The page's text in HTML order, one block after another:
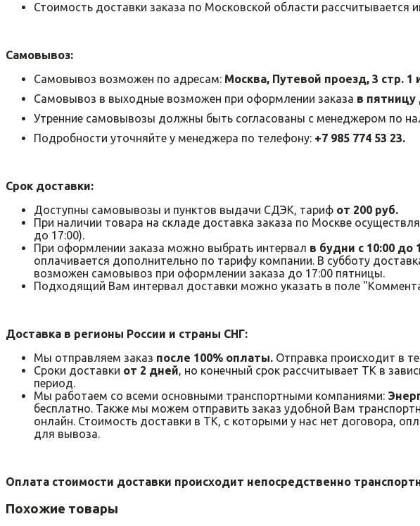
Стоимость доставки заказа по Московской области рассчитывается
Самовывоз:
Самовывоз возможен по адресам: Москва, Путевой проезд, 3 стр. 1
Самовывоз в выходные возможен при оформлении заказа в пятницу
Утренние самовывозы должны быть согласованы с менеджером по
Подробности уточняйте у менеджера по телефону: +7 985 774 53 23.
Срок доставки:
Доступны самовывозы и пунктов выдачи СДЭК, тариф от 200 руб.
При наличии товара на складе доставка заказа по Москве
до 17:00).
При оформлении заказа можно выбрать интервал в будни с 10:00 до
оплачивается дополнительно по тарифу компании. В субботу
возможен самовывоз при оформлении заказа до 17:00 пятницы.
Подходящий Вам интервал доставки можно указать в поле
Доставка в регионы России и страны СНГ:
Мы отправляем заказ после 100% оплаты. Отправка происходит в
Сроки доставки от 2 дней, но конечный срок рассчитывает ТК в
период.
Мы работаем со всеми основными транспортными компаниями:
бесплатно. Также мы можем отправить заказ удобной Вам
онлайн. Стоимость доставки в ТК, с которыми у нас нет договора,
для вывоза.
Оплата стоимости доставки происходит непосредственно
Похожие товары